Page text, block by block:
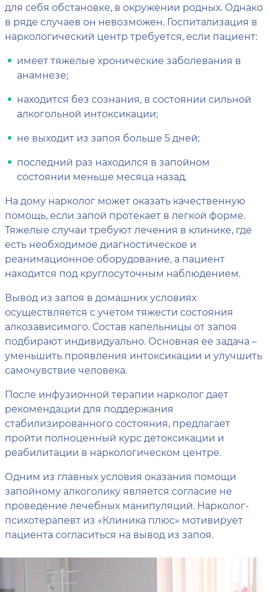
для себя обстановке, в окружении родных. Однако
в ряде случаев он невозможен. Госпитализация в
наркологический центр требуется, если пациент:
имеет тяжелые хронические заболевания в
анамнезе;
находится без сознания, в состоянии сильной
алкогольной интоксикации;
не выходит из запоя больше 5 дней;
последний раз находился в запойном
состоянии меньше месяца назад.
На дому нарколог может оказать качественную
помощь, если запой протекает в легкой форме.
Тяжелые случаи требуют лечения в клинике, где
есть необходимое диагностическое и
реанимационное оборудование, а пациент
находится под круглосуточным наблюдением.
Вывод из запоя в домашних условиях
осуществляется с учетом тяжести состояния
алкозависимого. Состав капельницы от запоя
подбирают индивидуально. Основная ее задача –
уменьшить проявления интоксикации и улучшить
самочувствие человека.
После инфузионной терапии нарколог дает
рекомендации для поддержания
стабилизированного состояния, предлагает
пройти полноценный курс детоксикации и
реабилитации в наркологическом центре.
Одним из главных условия оказания помощи
запойному алкоголику является согласие не
проведение лечебных манипуляций. Нарколог-
психотерапевт из «Клиника плюс» мотивирует
пациента согласиться на вывод из запоя.